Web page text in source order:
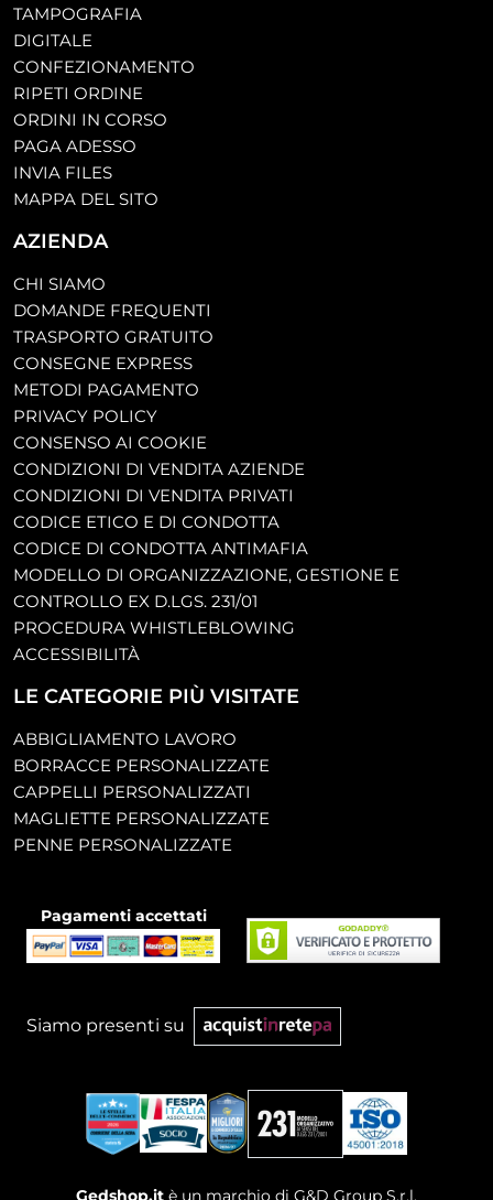
TAMPOGRAFIA
DIGITALE
CONFEZIONAMENTO
RIPETI ORDINE
ORDINI IN CORSO
PAGA ADESSO
INVIA FILES
MAPPA DEL SITO
AZIENDA
CHI SIAMO
DOMANDE FREQUENTI
TRASPORTO GRATUITO
CONSEGNE EXPRESS
METODI PAGAMENTO
PRIVACY POLICY
CONSENSO AI COOKIE
CONDIZIONI DI VENDITA AZIENDE
CONDIZIONI DI VENDITA PRIVATI
CODICE ETICO E DI CONDOTTA
CODICE DI CONDOTTA ANTIMAFIA
MODELLO DI ORGANIZZAZIONE, GESTIONE E
CONTROLLO EX D.LGS. 231/01
PROCEDURA WHISTLEBLOWING
ACCESSIBILITÀ
LE CATEGORIE PIÙ VISITATE
ABBIGLIAMENTO LAVORO
BORRACCE PERSONALIZZATE
CAPPELLI PERSONALIZZATI
MAGLIETTE PERSONALIZZATE
PENNE PERSONALIZZATE
Pagamenti accettati
Siamo presenti su
Gedshop.it è un marchio di G&D Group S.r.l.